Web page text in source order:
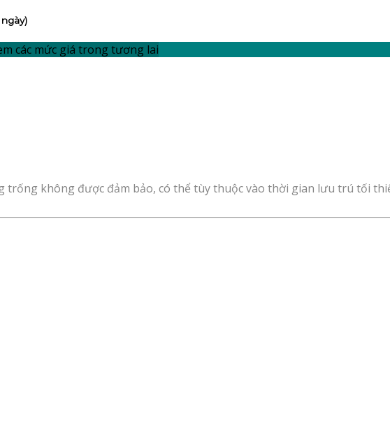
các mức giá trong tương lai
không được đảm bảo, có thể tùy thuộc vào thời gian lưu trú tối